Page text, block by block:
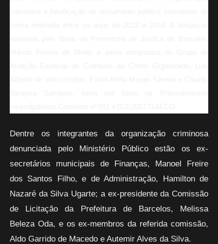
Dentre os integrantes da organização criminosa
denunciada pelo Ministério Público estão os ex-
secretários municipais de Finanças, Manoel Freire
dos Santos Filho, e de Administração, Hamilton de
Nazaré da Silva Ugarte; a ex-presidente da Comissão
de Licitação da Prefeitura de Barcelos, Melissa
Beleza Oda, e os ex-membros da referida comissão,
Aldo Garrido de Macedo e Autemir Alves da Silva.